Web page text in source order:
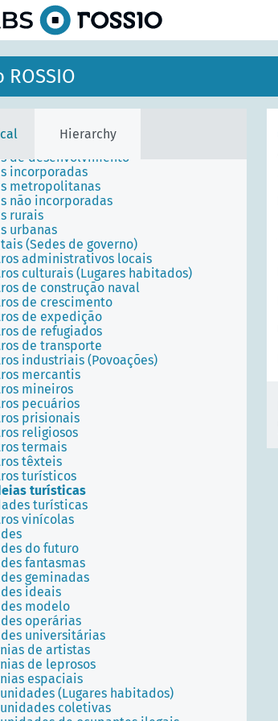
ROSSIO
Hierarchy
construído
abertos
habitados
urbanas
urbanas
de desenvolvimento
incorporadas
metropolitanas
não incorporadas
rurais
urbanas
(Sedes de governo)
administrativos locais
culturais (Lugares habitados)
de construção naval
de crescimento
de expedição
de refugiados
de transporte
industriais (Povoações)
mercantis
mineiros
pecuários
prisionais
religiosos
termais
têxteis
turísticos
turísticas
turísticas
vinícolas
do futuro
fantasmas
geminadas
ideais
modelo
operárias
universitárias
de artistas
de leprosos
espaciais
(Lugares habitados)
coletivas